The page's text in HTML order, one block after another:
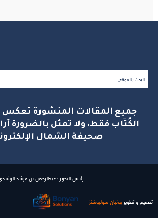
جميع المقالات المنشورة
الكُتّاب فقط، ولا تمثل بالضرورة
صحيفة الشمال
رئيس التحرير : عبدالرحمن بن مرشد
تصميم و تطوير بونیان سولیوشنز